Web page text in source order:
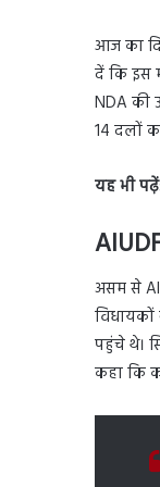
आज का
दें कि इस
NDA की
14 दलों
यह भी
असम से
विधायकों
पहुंचे थे।
कहा कि